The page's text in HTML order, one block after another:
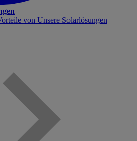
von Unsere Solarlösungen